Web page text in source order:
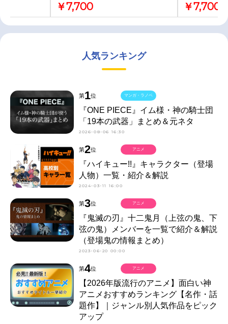
￥7,700 ￥7,700
人気ランキング
第1位
『ONE PIECE』イム様・神の騎士団
「19本の武器」まとめ＆元ネタ
2026-08-06 16:30
マンガ・ラノベ
第2位
『ハイキュー!!』キャラクター（登場
人物）一覧・紹介＆解説
2024-03-11 16:00
アニメ
第3位
『鬼滅の刃』十二鬼月（上弦の鬼、下
弦の鬼）メンバーを一覧で紹介＆解説
（登場鬼の情報まとめ）
2023-06-20 00:00
アニメ
第4位
【2026年版流行のアニメ】面白い神
アニメおすすめランキング【名作・話
題作】｜ジャンル別人気作品をピック
アップ
アニメ